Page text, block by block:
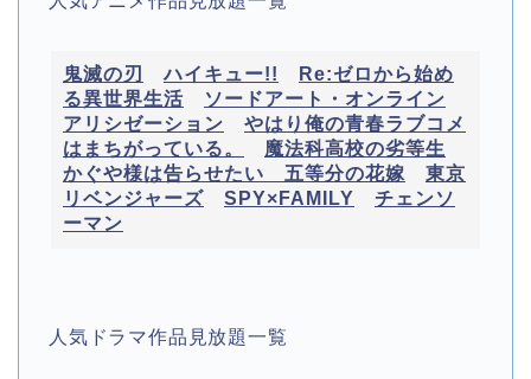
鬼滅の刃 ハイキュー!!
Re:ゼロから始め
る異世界生活
ソードアート・オンライン
アリシゼーション
やはり俺の青春ラブコメ
はまちがっている。
魔法科高校の劣等生
かぐや様は告らせたい 五等分の花嫁
東京
リベンジャーズ
SPY×FAMILY
チェンソ
ーマン
人気ドラマ作品見放題一覧